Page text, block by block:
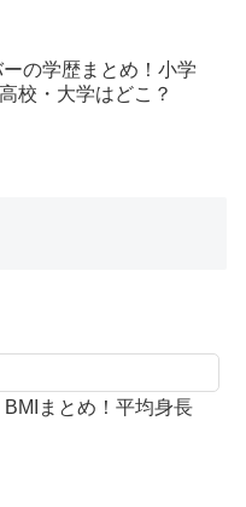
の学歴まとめ！小学
校・大学はどこ？
まとめ！平均身長